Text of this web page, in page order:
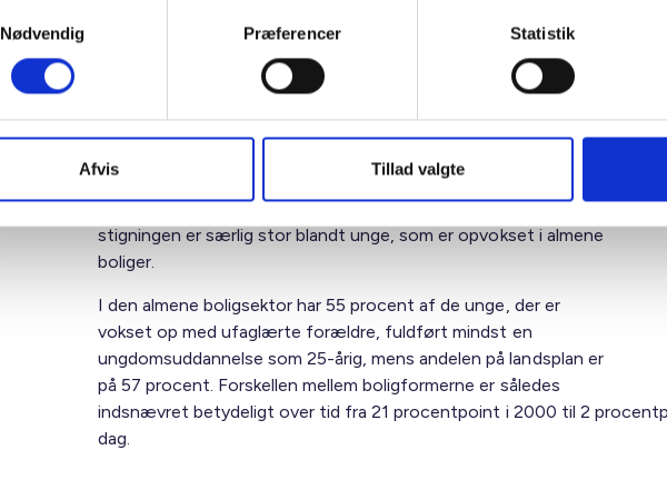
Nødvendig
Præferencer Statistik
Afvis Tillad valgte
sektor, vælger oftere såkaldte
for sundheds- og uddannelsesområder. Andelen der
en videregående STEM-uddannelse er den samme
mønsterbrydere på tværs af boformer.
Uddannelsesmobiliteten i Danmark er steget siden 2013, og
stigningen er særlig stor blandt unge, som er opvokset i almene
boliger.
I den almene boligsektor har 55 procent af de unge, der er
vokset op med ufaglærte forældre, fuldført mindst en
ungdomsuddannelse som 25-årig, mens andelen på landsplan er
på 57 procent. Forskellen mellem boligformerne er således
indsnævret betydeligt over tid fra 21 procentpoint i 2000 til 2
dag.